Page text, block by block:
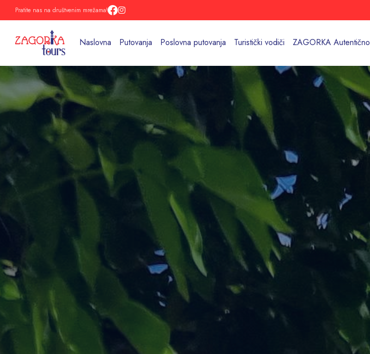
Pratite nas na društvenim mrežama!
Naslovna Putovanja Poslovna putovanja Turistički vodiči ZAGORKA Autentično